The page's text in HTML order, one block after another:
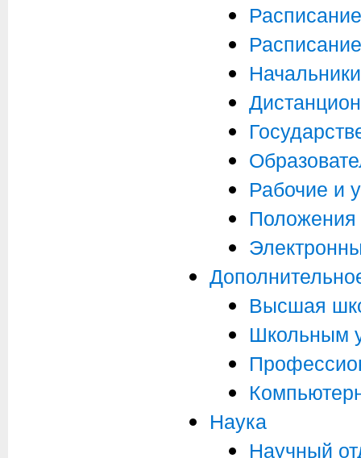
Рабочие и
Положения
Высшая
Школьным
Наука
Научный